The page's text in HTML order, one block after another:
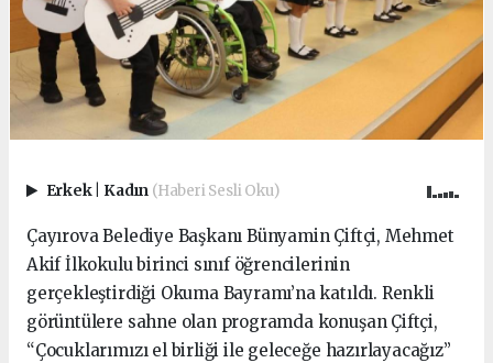
Erkek Kadın (Haberi Sesli Oku)
Çayırova Belediye Başkanı Bünyamin Çiftçi, Mehmet
Akif İlkokulu birinci sınıf öğrencilerinin
gerçekleştirdiği Okuma Bayramı’na katıldı. Renkli
görüntülere sahne olan programda konuşan Çiftçi,
“Çocuklarımızı el birliği ile geleceğe hazırlayacağız”